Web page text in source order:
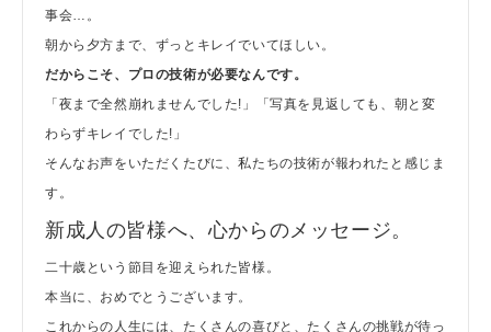
事会…。
朝から夕方まで、ずっとキレイでいてほしい。
だからこそ、プロの技術が必要なんです。
「夜まで全然崩れませんでした!」「写真を見返しても、朝と変
わらずキレイでした!」
そんなお声をいただくたびに、私たちの技術が報われたと感じま
す。
新成人の皆様へ、心からのメッセージ。
二十歳という節目を迎えられた皆様。
本当に、おめでとうございます。
これからの人生には、たくさんの喜びと、たくさんの挑戦が待っ